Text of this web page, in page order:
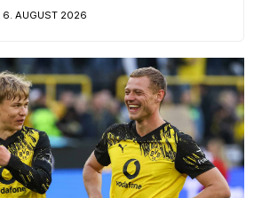
6. AUGUST 2026